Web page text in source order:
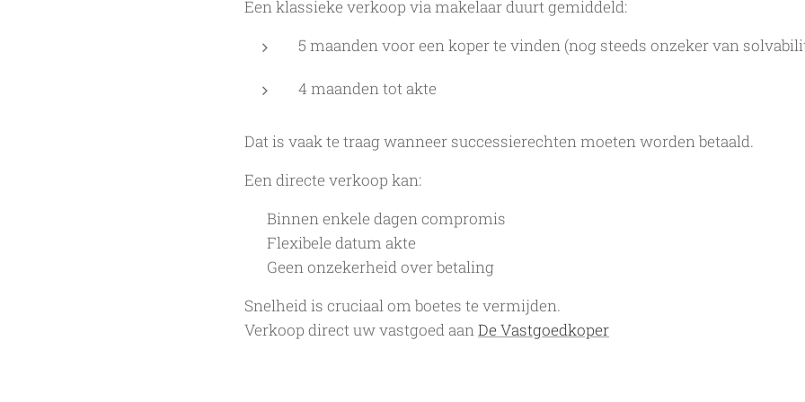
Een klassieke verkoop via makelaar duurt gemiddeld:
5 maanden voor een koper te vinden (nog steeds onzeker van
4 maanden tot akte
Dat is vaak te traag wanneer successierechten moeten worden betaald.
Een directe verkoop kan:
✔ Binnen enkele dagen compromis
✔ Flexibele datum akte
✔ Geen onzekerheid over betaling
Snelheid is cruciaal om boetes te vermijden.
Verkoop direct uw vastgoed aanDe Vastgoedkoper